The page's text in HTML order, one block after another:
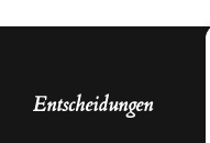
Entscheidungen